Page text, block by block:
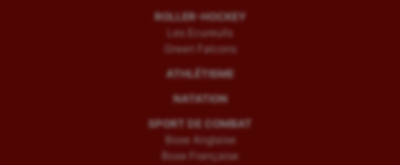
ROLLER-HOCKEY
Les Ecureuils
Green Falcons
ATHLÉTISME
NATATION
SPORT DE COMBAT
Boxe Anglaise
Boxe Française